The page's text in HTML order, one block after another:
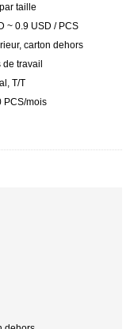
taille
~ 0.9 USD / PCS
carton dehors
de travail
T/T
PCS/mois